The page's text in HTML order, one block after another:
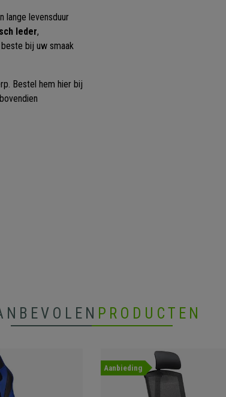
lange levensduur
leder,
bij uw smaak
Bestel hem hier bij
PRODUCTEN
Aanbieding